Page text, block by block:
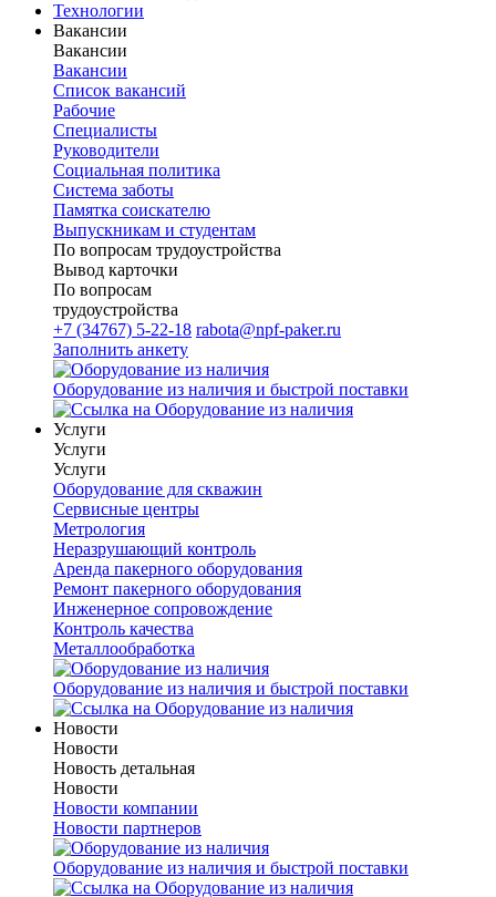
Технологии
Вакансии
Вакансии
Вакансии
Список вакансий
Рабочие
Специалисты
Руководители
Cоциальная политика
Система заботы
Памятка соискателю
Выпускникам и студентам
По вопросам трудоустройства
Вывод карточки
По вопросам
трудоустройства
+7 (34767) 5-22-18 rabota@npf-paker.ru
Заполнить анкету
Оборудование из наличия и быстрой поставки
Услуги
Услуги
Услуги
Оборудование для скважин
Сервисные центры
Метрология
Неразрушающий контроль
Аренда пакерного оборудования
Ремонт пакерного оборудования
Инженерное сопровождение
Контроль качества
Металлообработка
Оборудование из наличия и быстрой поставки
Новости
Новости
Новость детальная
Новости
Новости компании
Новости партнеров
Оборудование из наличия и быстрой поставки